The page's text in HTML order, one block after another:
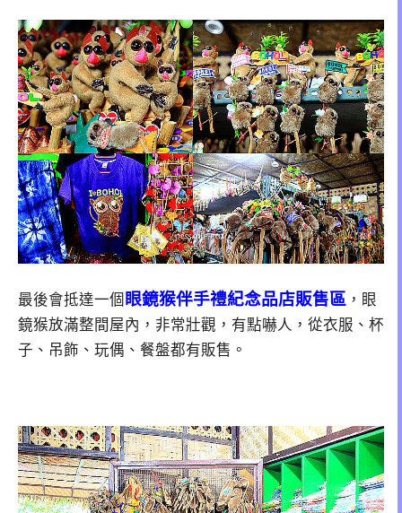
最後會抵達一個 眼鏡猴伴手禮紀念品店販售區 ，眼
鏡猴放滿整間屋內，非常壯觀，有點嚇人，從衣服、杯
子、吊飾、玩偶、餐盤都有販售。